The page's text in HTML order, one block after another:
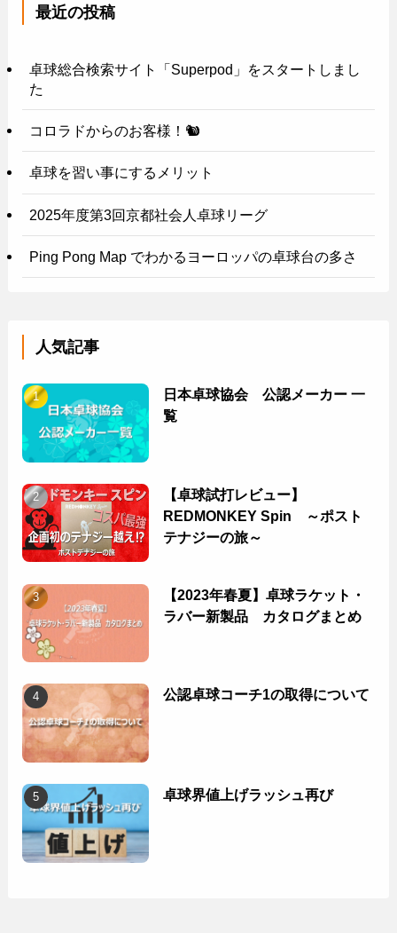
最近の投稿
卓球総合検索サイト「Superpod」をスタートしまし
た
コロラドからのお客様！🐿️
卓球を習い事にするメリット
2025年度第3回京都社会人卓球リーグ
Ping Pong Map でわかるヨーロッパの卓球台の多さ
人気記事
日本卓球協会 公認メーカー 一
覧
【卓球試打レビュー】
REDMONKEY Spin ～ポスト
テナジーの旅～
【2023年春夏】卓球ラケット・
ラバー新製品 カタログまとめ
公認卓球コーチ1の取得について
卓球界値上げラッシュ再び